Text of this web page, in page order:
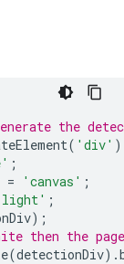
the
( 'div'
;
= 'canvas' ;
;
);
then the
(detectionDiv).